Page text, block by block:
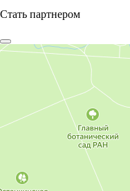
Стать партнером